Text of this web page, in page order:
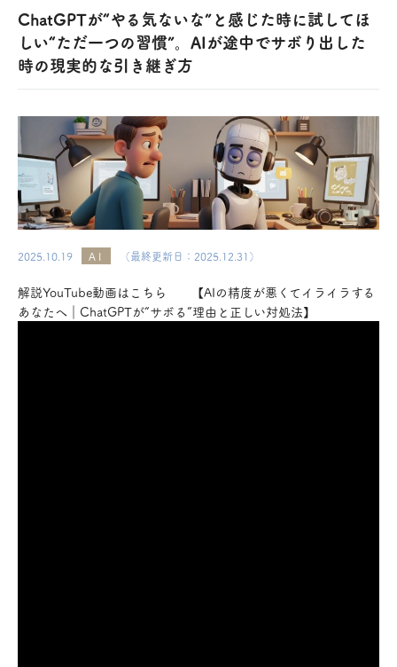
ChatGPTが“やる気ないな”と感じた時に試してほ
しい“ただ一つの習慣”。AIが途中でサボり出した
時の現実的な引き継ぎ方
2025.10.19 AI （最終更新日：2025.12.31）
解説YouTube動画はこちら 【AIの精度が悪くてイライラする
あなたへ｜ChatGPTが“サボる”理由と正しい対処法】